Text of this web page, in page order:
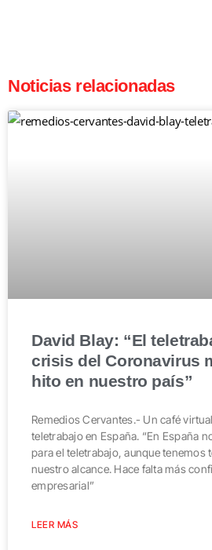
Noticias relacionadas
David Blay: “El
crisis del Coronavirus
hito en nuestro país”
Remedios Cervantes.- Un café
teletrabajo en España. “En España
para el teletrabajo, aunque tenemos
nuestro alcance. Hace falta más
empresarial”
LEER MÁS